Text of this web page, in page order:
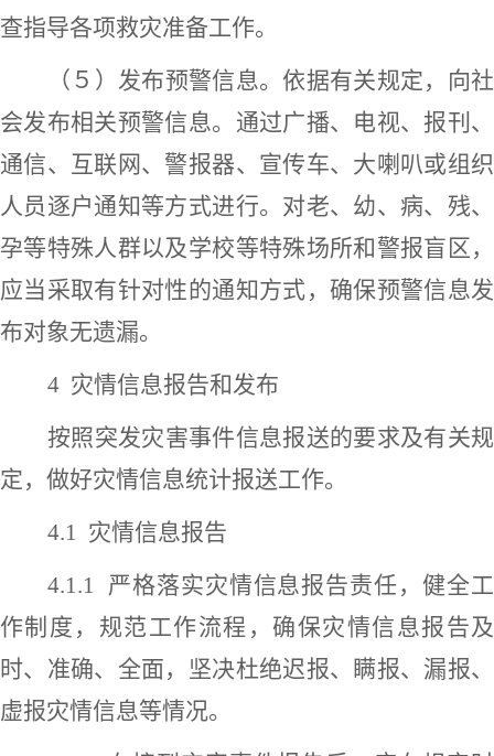
查指导各项救灾准备工作。
（５）发布预警信息。依据有关规定，向社
会发布相关预警信息。通过广播、电视、报刊、
通信、互联网、警报器、宣传车、大喇叭或组织
人员逐户通知等方式进行。对老、幼、病、残、
孕等特殊人群以及学校等特殊场所和警报盲区，
应当采取有针对性的通知方式，确保预警信息发
布对象无遗漏。
4 灾情信息报告和发布
按照突发灾害事件信息报送的要求及有关规
定，做好灾情信息统计报送工作。
4.1 灾情信息报告
4.1.1 严格落实灾情信息报告责任，健全工
作制度，规范工作流程，确保灾情信息报告及
时、准确、全面，坚决杜绝迟报、瞒报、漏报、
虚报灾情信息等情况。